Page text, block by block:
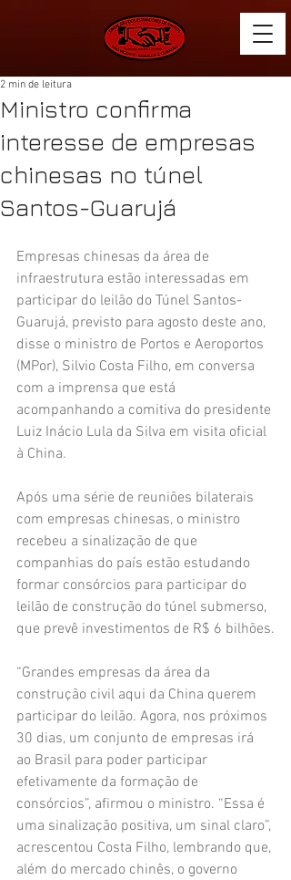
Ministro confirma
interesse de empresas
chinesas no túnel
Santos-Guarujá
2 min de leitura
Empresas chinesas da área de
infraestrutura estão interessadas em
participar do leilão do Túnel Santos-
Guarujá, previsto para agosto deste ano,
disse o ministro de Portos e Aeroportos
(MPor), Silvio Costa Filho, em conversa
com a imprensa que está
acompanhando a comitiva do presidente
Luiz Inácio Lula da Silva em visita oficial
à China.
Após uma série de reuniões bilaterais
com empresas chinesas, o ministro
recebeu a sinalização de que
companhias do país estão estudando
formar consórcios para participar do
leilão de construção do túnel submerso,
que prevê investimentos de R$ 6 bilhões.
“Grandes empresas da área da
construção civil aqui da China querem
participar do leilão. Agora, nos próximos
30 dias, um conjunto de empresas irá
ao Brasil para poder participar
efetivamente da formação de
consórcios”, afirmou o ministro. “Essa é
uma sinalização positiva, um sinal claro”,
acrescentou Costa Filho, lembrando que,
além do mercado chinês, o governo